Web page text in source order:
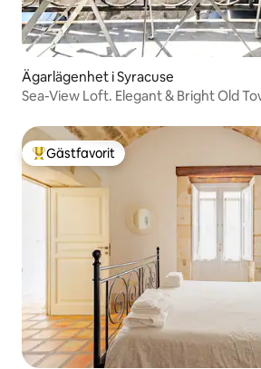
Ägarlägenhet i Syracuse
Sea-View Loft. Elegant & Bright Old
Populär gästfavorit
Gästfavorit